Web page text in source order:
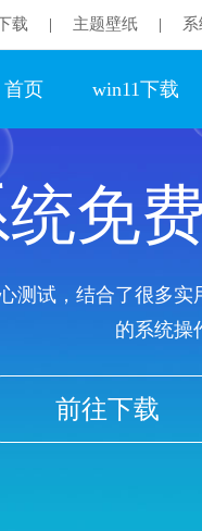
载 主题壁纸
首页 win11下载
免
测试，结合了很多
的系统操
前往下载